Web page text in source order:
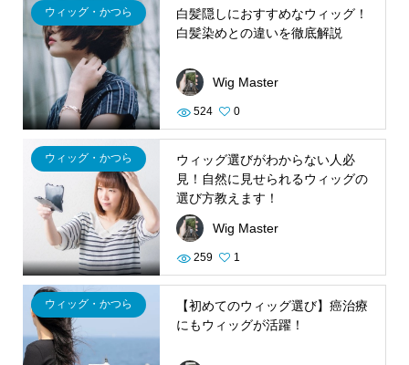
ウィッグ・かつら
白髪隠しにおすすめなウィッグ！
白髪染めとの違いを徹底解説
Wig Master
524 0
ウィッグ・かつら
ウィッグ選びがわからない人必
見！自然に見せられるウィッグの
選び方教えます！
Wig Master
259 1
ウィッグ・かつら
【初めてのウィッグ選び】癌治療
にもウィッグが活躍！